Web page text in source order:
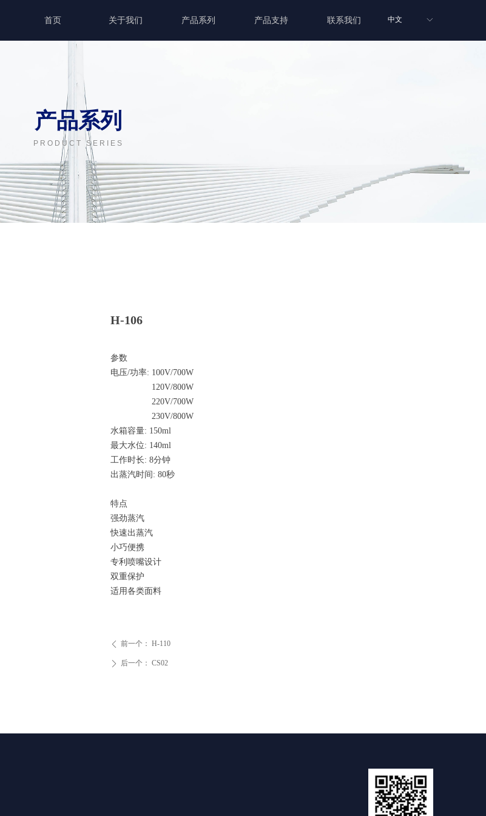
首页 关于我们 产品系列 产品支持 联系我们 ꀅ
中文
H-106
ꄴ 前一个： H-110
ꄲ 后一个： CS02
参数
电压/功率: 100V/700W
120V/800W
220V/700W
230V/800W
水箱容量: 150ml
最大水位: 140ml
工作时长: 8分钟
出蒸汽时间: 80秒
特点
强劲蒸汽
快速出蒸汽
小巧便携
专利喷嘴设计
双重保护
适用各类面料
产品系列
PRODUCT SERIES